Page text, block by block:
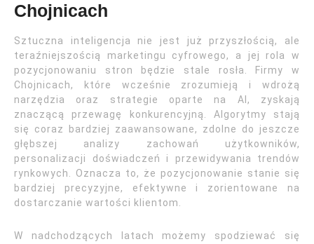
Chojnicach
Sztuczna inteligencja nie jest już przyszłością, ale
teraźniejszością marketingu cyfrowego, a jej rola w
pozycjonowaniu stron będzie stale rosła. Firmy w
Chojnicach, które wcześnie zrozumieją i wdrożą
narzędzia oraz strategie oparte na AI, zyskają
znaczącą przewagę konkurencyjną. Algorytmy stają
się coraz bardziej zaawansowane, zdolne do jeszcze
głębszej analizy zachowań użytkowników,
personalizacji doświadczeń i przewidywania trendów
rynkowych. Oznacza to, że pozycjonowanie stanie się
bardziej precyzyjne, efektywne i zorientowane na
dostarczanie wartości klientom.
W nadchodzących latach możemy spodziewać się